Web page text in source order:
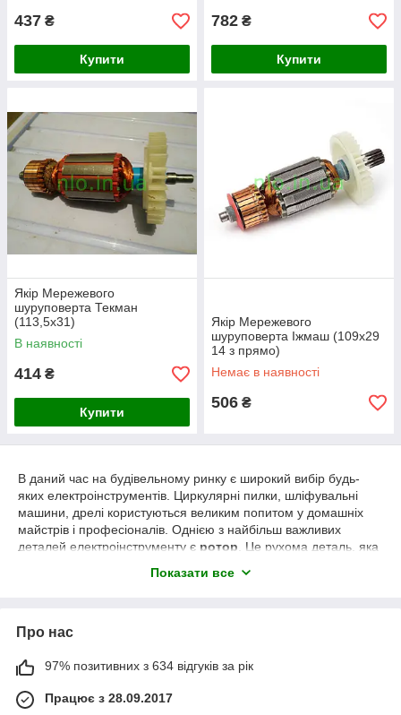
437 ₴
Купити
782 ₴
Купити
Якір Мережевого
шуруповерта Текман
(113,5х31)
В наявності
414 ₴
Купити
Якір Мережевого
шуруповерта Іжмаш (109х29
14 з прямо)
Немає в наявності
506 ₴
В даний час на будівельному ринку є широкий вибір будь-
яких електроінструментів. Циркулярні пилки, шліфувальні
машини, дрелі користуються великим попитом у домашніх
майстрів і професіоналів. Однією з найбільш важливих
деталей електроінструменту є ротор . Це рухома деталь, яка
піддається спалюванню, в підсумку, не буде зайвим дізнатися
даних деталей безпосередньо залежить від типу обмотки:
фазні або короткозамкнені. А основна відмінність між
роторами циркулярної пилки і пилки торцевої є потужність і
Показати все
Про нас
97% позитивних з 634 відгуків за рік
Працює з 28.09.2017